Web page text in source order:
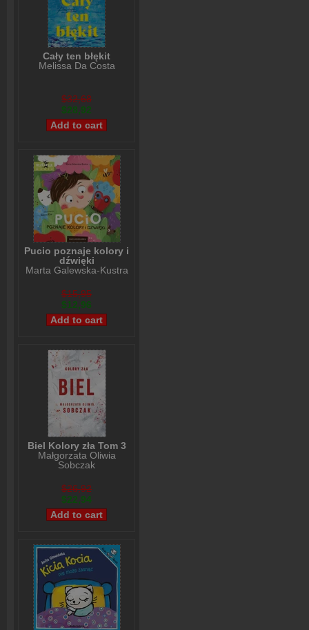
Cały ten błękit
Melissa Da Costa
$32,68
$28,92
Pucio poznaje kolory i
dźwięki
Marta Galewska-Kustra
$15,95
$12,96
Biel Kolory zła Tom 3
Małgorzata Oliwia
Sobczak
$26,92
$22,94